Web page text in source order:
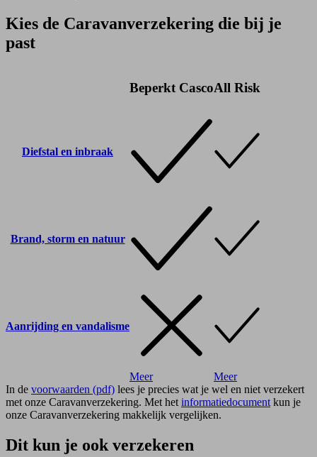
Kies de Caravanverzekering die bij je
past
Beperkt CascoAll Risk
Diefstal en inbraak
Brand, storm en natuur
Aanrijding en vandalisme
Meer
Meer
In de voorwaarden (pdf) lees je precies wat je wel en niet verzekert
met onze Caravanverzekering. Met het informatiedocument kun je
onze Caravanverzekering makkelijk vergelijken.
Dit kun je ook verzekeren